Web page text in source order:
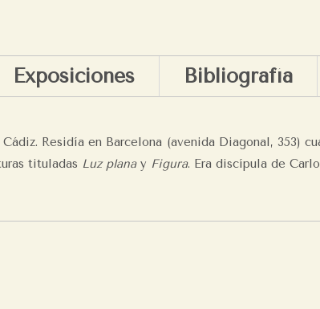
Exposiciones Bibliografía
Residía en Barcelona (avenida Diagonal, 353)
tituladas Luz planay Figura. Era discípula de